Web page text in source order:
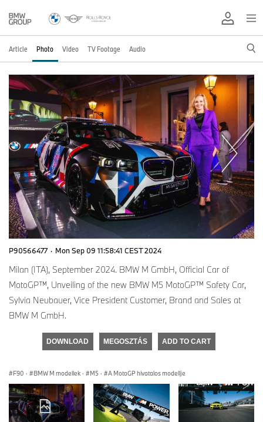
Article Photo Video TV Footage Audio
P90566477 · Mon Sep 09 11:58:41 CEST 2024
Milan (ITA), September 2024. BMW M GmbH, Official Car of
MotoGP™, Unveiling of the new BMW M5 MotoGP™ Safety Car,
Sylvia Neubauer, Vice President Customer, Brand and Sales at
BMW M GmbH.
DOWNLOAD MEGOSZTÁS ADD TO CART
F90 · BMW M modellek · M5 · A MotoGP hivatalos modellje